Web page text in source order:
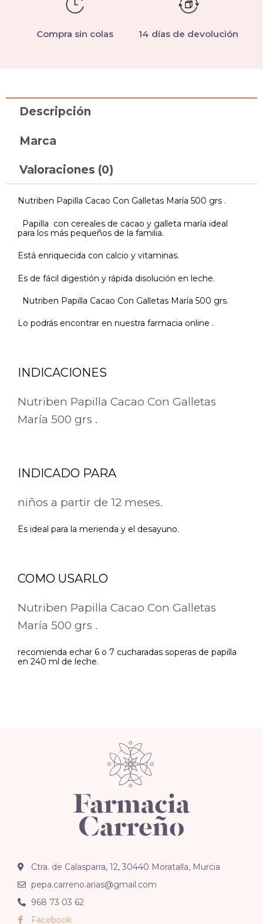
Compra sin colas 14 días de devolución
Descripción
Marca
Valoraciones (0)
Nutriben Papilla Cacao Con Galletas María 500 grs .
Papilla con cereales de cacao y galleta maría ideal
para los más pequeños de la familia.
Está enriquecida con calcio y vitaminas.
Es de fácil digestión y rápida disolución en leche.
Nutriben Papilla Cacao Con Galletas María 500 grs.
Lo podrás encontrar en nuestra farmacia online .
INDICACIONES
Nutriben Papilla Cacao Con Galletas
María 500 grs .
INDICADO PARA
niños a partir de 12 meses.
Es ideal para la merienda y el desayuno.
COMO USARLO
Nutriben Papilla Cacao Con Galletas
María 500 grs .
recomienda echar 6 o 7 cucharadas soperas de papilla
en 240 ml de leche.
Ctra. de Calasparra, 12, 30440 Moratalla, Murcia
pepa.carreno.arias@gmail.com
968 73 03 62
Facebook